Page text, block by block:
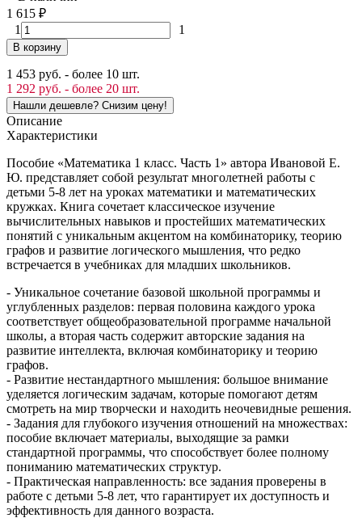
1 615 ₽
1
1
В корзину
1 453 руб. - более 10 шт.
1 292 руб. - более 20 шт.
Описание
Характеристики
Пособие «Математика 1 класс. Часть 1» автора Ивановой Е.
Ю. представляет собой результат многолетней работы с
детьми 5-8 лет на уроках математики и математических
кружках. Книга сочетает классическое изучение
вычислительных навыков и простейших математических
понятий с уникальным акцентом на комбинаторику, теорию
графов и развитие логического мышления, что редко
встречается в учебниках для младших школьников.
- Уникальное сочетание базовой школьной программы и
углубленных разделов: первая половина каждого урока
соответствует общеобразовательной программе начальной
школы, а вторая часть содержит авторские задания на
развитие интеллекта, включая комбинаторику и теорию
графов.
- Развитие нестандартного мышления: большое внимание
уделяется логическим задачам, которые помогают детям
смотреть на мир творчески и находить неочевидные решения.
- Задания для глубокого изучения отношений на множествах:
пособие включает материалы, выходящие за рамки
стандартной программы, что способствует более полному
пониманию математических структур.
- Практическая направленность: все задания проверены в
работе с детьми 5-8 лет, что гарантирует их доступность и
эффективность для данного возраста.